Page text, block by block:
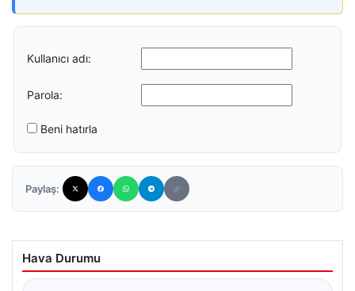
Kullanıcı adı:
Parola:
Beni hatırla
Paylaş:
Hava Durumu